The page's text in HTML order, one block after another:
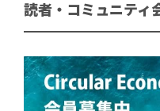
読者・コミュニティ